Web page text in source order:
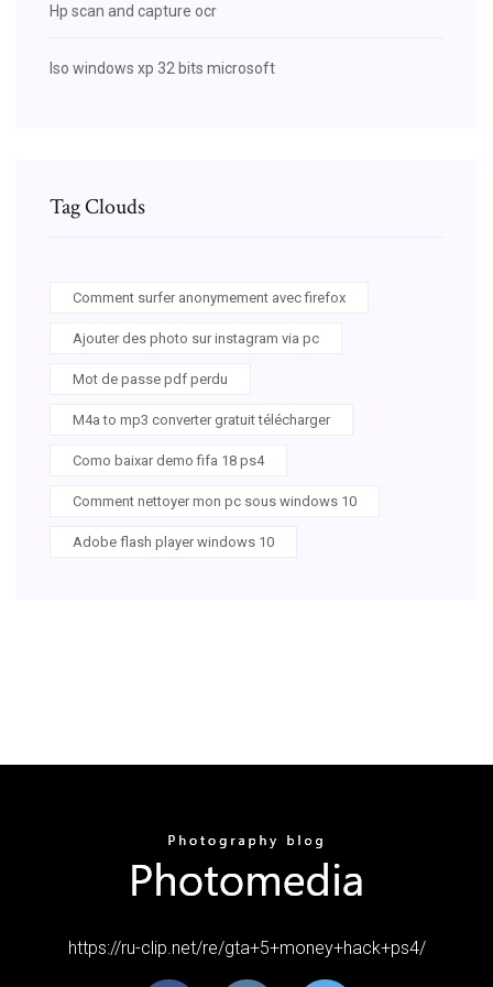
Hp scan and capture ocr
Iso windows xp 32 bits microsoft
Tag Clouds
Comment surfer anonymement avec firefox
Ajouter des photo sur instagram via pc
Mot de passe pdf perdu
M4a to mp3 converter gratuit télécharger
Como baixar demo fifa 18 ps4
Comment nettoyer mon pc sous windows 10
Adobe flash player windows 10
https://ru-clip.net/re/gta+5+money+hack+ps4/